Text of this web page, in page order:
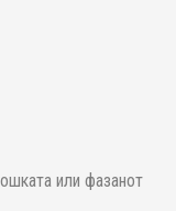
или фазанот